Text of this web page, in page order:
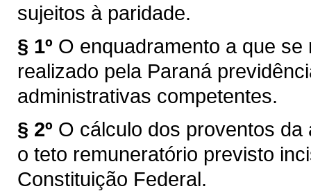
sujeitos à paridade.
§ 1º O enquadramento a que
realizado pela Paraná
administrativas competentes.
§ 2º O cálculo dos proventos
o teto remuneratório previsto
Constituição Federal.